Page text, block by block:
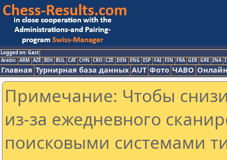
Logged on: Gast
Arabic ARM AZE BIH BUL CAT CHN CRO CZE DEN ENG ESP FAI FIN FRA GER GRE INA
Главная Турнирная база данных AUT Фото ЧАВО
Примечание: Чтобы
из-за ежедневного
поисковыми системами